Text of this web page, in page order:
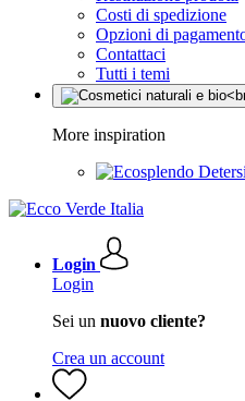
Costi di spedizione
Opzioni di
Contattaci
Tutti i temi
More inspiration
Login
Login
Sei un nuovo cliente?
Crea un account